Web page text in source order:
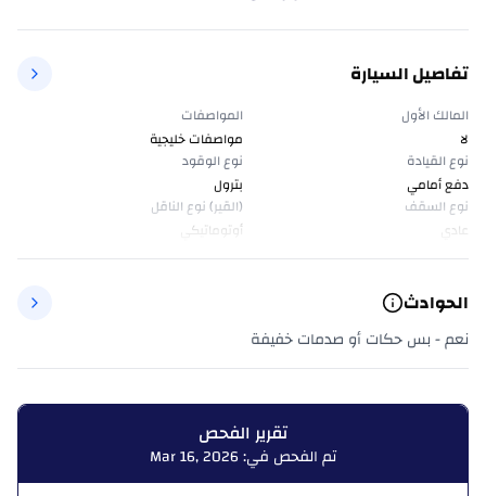
تفاصيل السيارة
المالك الأول
لا
المواصفات
مواصفات خليجية
نوع القيادة
دفع أمامي
نوع الوقود
بترول
نوع السقف
عادي
(القير) نوع الناقل
أوتوماتيكي
الحوادث
نعم - بس حكات أو صدمات خفيفة
تقرير الفحص
تم الفحص في: Mar 16, 2026